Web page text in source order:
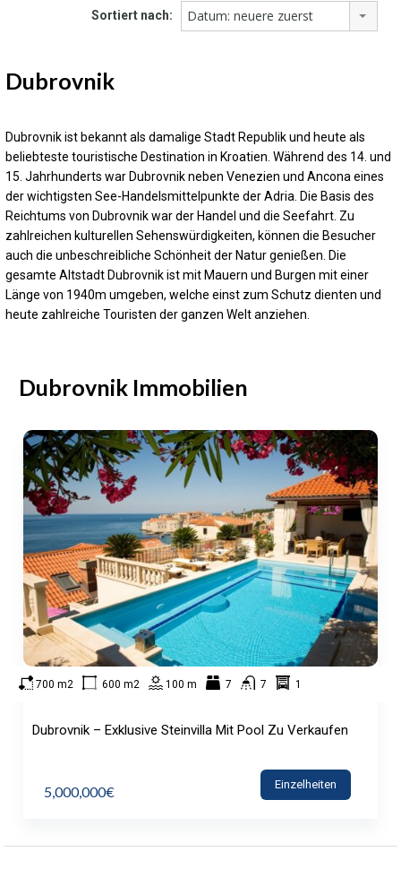
Sortiert nach: Datum: neuere zuerst
Dubrovnik
Dubrovnik ist bekannt als damalige Stadt Republik und heute als
beliebteste touristische Destination in Kroatien. Während des 14. und
15. Jahrhunderts war Dubrovnik neben Venezien und Ancona eines
der wichtigsten See-Handelsmittelpunkte der Adria. Die Basis des
Reichtums von Dubrovnik war der Handel und die Seefahrt. Zu
zahlreichen kulturellen Sehenswürdigkeiten, können die Besucher
auch die unbeschreibliche Schönheit der Natur genießen. Die
gesamte Altstadt Dubrovnik ist mit Mauern und Burgen mit einer
Länge von 1940m umgeben, welche einst zum Schutz dienten und
heute zahlreiche Touristen der ganzen Welt anziehen.
Dubrovnik Immobilien
700 m2 600 m2 100 m 7 7 1
Dubrovnik – Exklusive Steinvilla Mit Pool Zu Verkaufen
5,000,000€ Einzelheiten